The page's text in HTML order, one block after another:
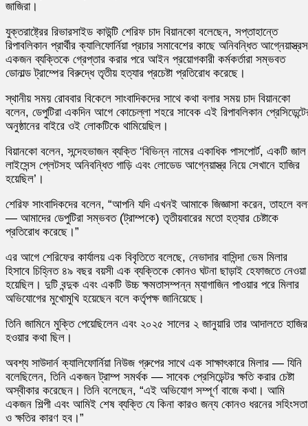
জাজিরা।
যুক্তরাষ্ট্রের রিভারসাইড কাউন্টি শেরিফ চাদ বিয়ানকো বলেছেন, সপ্তাহান্তে
রিপাবলিকান প্রার্থীর ক্যালিফোর্নিয়া প্রচার সমাবেশের কাছে অনিবন্ধিত
একজন ব্যক্তিকে গ্রেপ্তার করার পরে আইন প্রয়োগকারী কর্মকর্তারা সম্ভবত
ডোনাল্ড ট্রাম্পের বিরুদ্ধে তৃতীয় হত্যার প্রচেষ্টা প্রতিরোধ করেছে।
স্থানীয় সময় রোববার বিকেলে সাংবাদিকদের সাথে কথা বলার সময় চাদ বিয়ানকো
বলেন, ডেপুটিরা একদিন আগে কোচেল্লা শহরে সাবেক এই রিপাবলিকান
অনুষ্ঠানের বাইরে ওই লোকটিকে থামিয়েছিল।
বিয়ানকো বলেন, সন্দেহভাজন ব্যক্তি ‘বিভিন্ন নামের একাধিক পাসপোর্ট, একটি জাল
লাইসেন্স প্লেটসহ অনিবন্ধিত গাড়ি এবং লোডেড আগ্নেয়াস্ত্র নিয়ে সেখানে হাজির
হয়েছিল’।
শেরিফ সাংবাদিকদের বলেন, “আপনি যদি এখনই আমাকে জিজ্ঞাসা করেন, তাহলে
— আমাদের ডেপুটিরা সম্ভবত (ট্রাম্পকে) তৃতীয়বারের মতো হত্যার চেষ্টাকে
প্রতিরোধ করেছে।”
এর আগে শেরিফের কার্যালয় এক বিবৃতিতে বলেছে, নেভাদার বাসিন্দা ভেম মিলার
হিসাবে চিহ্নিত ৪৯ বছর বয়সী এক ব্যক্তিকে কোনও ঘটনা ছাড়াই হেফাজতে নেওয়া
হয়েছিল। দুটি বন্দুক এবং একটি উচ্চ ক্ষমতাসম্পন্ন ম্যাগাজিন পাওয়ার পরে মিলার
অভিযোগের মুখোমুখি হয়েছেন বলে কর্তৃপক্ষ জানিয়েছে।
তিনি জামিনে মুক্তি পেয়েছিলেন এবং ২০২৫ সালের ২ জানুয়ারি তার আদালতে হাজির
হওয়ার কথা ছিল।
অবশ্য সাউদার্ন ক্যালিফোর্নিয়া নিউজ গ্রুপের সাথে এক সাক্ষাৎকারে মিলার — যিনি
বলেছিলেন, তিনি একজন ট্রাম্প সমর্থক — সাবেক প্রেসিডেন্টর ক্ষতি করার চেষ্টা
অস্বীকার করেছেন। তিনি বলেছেন, “এই অভিযোগ সম্পূর্ণ বাজে কথা। আমি
একজন শিল্পী এবং আমিই শেষ ব্যক্তি যে কিনা কারও জন্য কোনও ধরনের সহিংসতা
ও ক্ষতির কারণ হব।”